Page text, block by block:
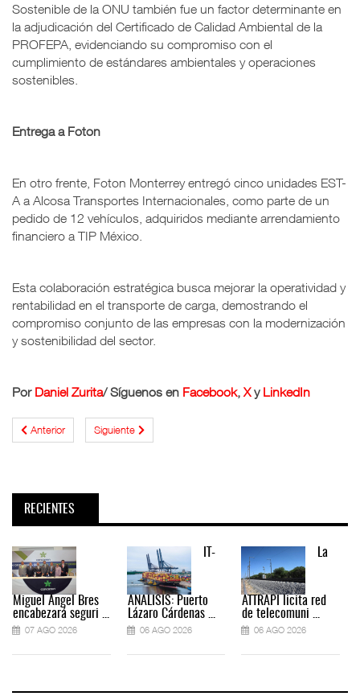
Sostenible de la ONU también fue un factor determinante en
la adjudicación del Certificado de Calidad Ambiental de la
PROFEPA, evidenciando su compromiso con el
cumplimiento de estándares ambientales y operaciones
sostenibles.
Entrega a Foton
En otro frente, Foton Monterrey entregó cinco unidades EST-
A a Alcosa Transportes Internacionales, como parte de un
pedido de 12 vehículos, adquiridos mediante arrendamiento
financiero a TIP México.
Esta colaboración estratégica busca mejorar la operatividad y
rentabilidad en el transporte de carga, demostrando el
compromiso conjunto de las empresas con la modernización
y sostenibilidad del sector.
Por Daniel Zurita/ Síguenos en Facebook, Xy LinkedIn
Anterior Siguiente
RECIENTES
Miguel Ángel Bres
encabezará seguri ...
07 AGO 2026
IT-
ANÁLISIS: Puerto
Lázaro Cárdenas ...
06 AGO 2026
La
ATTRAPI licita red
de telecomuni ...
06 AGO 2026